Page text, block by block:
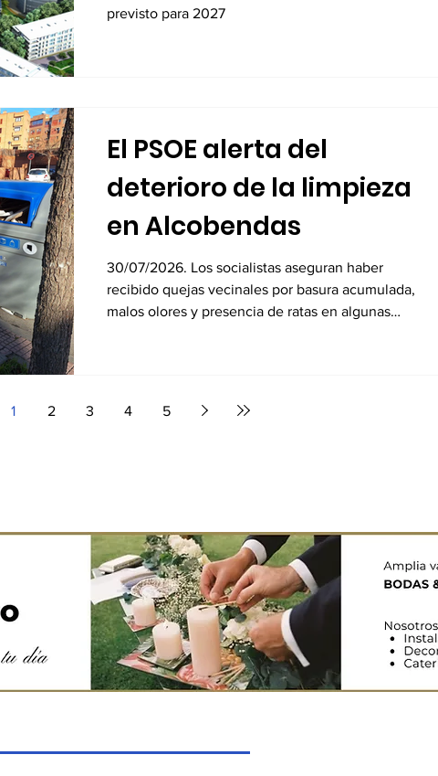
previsto para 2027
El PSOE alerta del
deterioro de la limpieza
en Alcobendas
30/07/2026. Los socialistas aseguran haber
recibido quejas vecinales por basura acumulada,
malos olores y presencia de ratas en algunas
1 2 3 4 5